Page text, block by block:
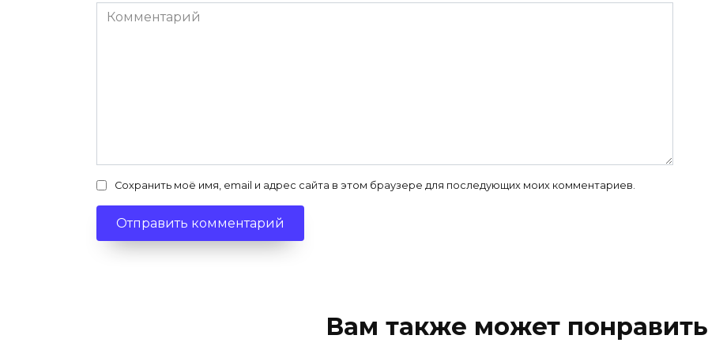
Комментарий
Сохранить моё имя, email и адрес сайта в этом браузере для последующих моих комментариев.
Вам также может